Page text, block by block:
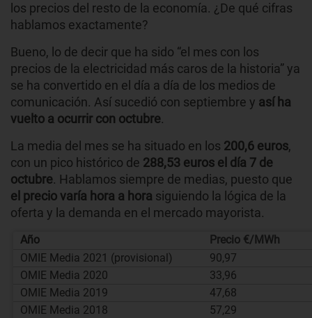
los precios del resto de la economía. ¿De qué cifras
hablamos exactamente?
Bueno, lo de decir que ha sido “el mes con los
precios de la electricidad más caros de la historia” ya
se ha convertido en el día a día de los medios de
comunicación. Así sucedió con septiembre y así ha
vuelto a ocurrir con octubre.
La media del mes se ha situado en los 200,6 euros,
con un pico histórico de 288,53 euros el día 7 de
octubre. Hablamos siempre de medias, puesto que
el precio varía hora a hora siguiendo la lógica de la
oferta y la demanda en el mercado mayorista.
Año
Precio €/MWh
OMIE Media 2021 (provisional)
90,97
OMIE Media 2020
33,96
OMIE Media 2019
47,68
OMIE Media 2018
57,29